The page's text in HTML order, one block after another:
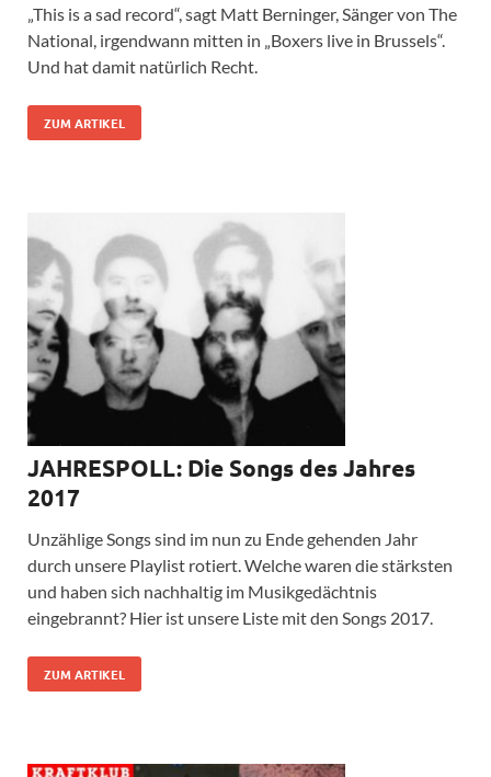
„This is a sad record“, sagt Matt Berninger, Sänger von The
National, irgendwann mitten in „Boxers live in Brussels“.
Und hat damit natürlich Recht.
ZUM ARTIKEL
JAHRESPOLL: Die Songs des Jahres
2017
Unzählige Songs sind im nun zu Ende gehenden Jahr
durch unsere Playlist rotiert. Welche waren die stärksten
und haben sich nachhaltig im Musikgedächtnis
eingebrannt? Hier ist unsere Liste mit den Songs 2017.
ZUM ARTIKEL